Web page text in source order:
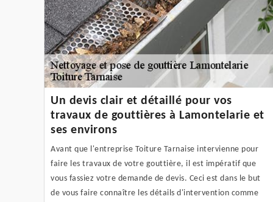
Un devis clair et détaillé pour vos
travaux de gouttières à Lamontelarie et
ses environs
Avant que l'entreprise Toiture Tarnaise intervienne pour
faire les travaux de votre gouttière, il est impératif que
vous fassiez votre demande de devis. Ceci est dans le but
de vous faire connaître les détails d'intervention comme